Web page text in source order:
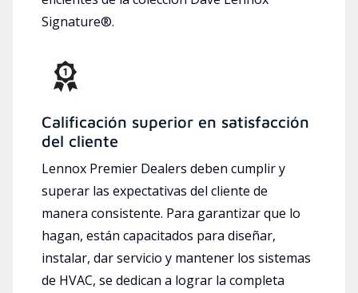
Signature®.
Calificación superior en satisfacción
del cliente
Lennox Premier Dealers deben cumplir y
superar las expectativas del cliente de
manera consistente. Para garantizar que lo
hagan, están capacitados para diseñar,
instalar, dar servicio y mantener los sistemas
de HVAC, se dedican a lograr la completa